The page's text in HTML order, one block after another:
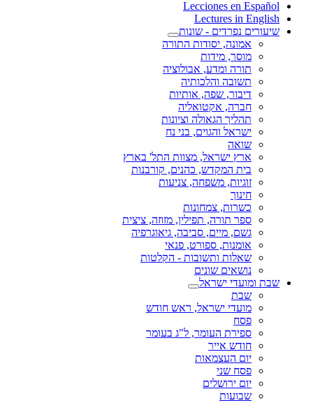
Lecciones en Español
Lectures in English
שיעורים נפרדים - שונות
אמונה, יסודות התורה
מוסר, מידות
תורה ומדע, אבולוציה
תשובה והלכותיה
דיבור, שפה, אותיות
חברה, אקטואליה
תהליך הגאולה וציונות
ישראל והגוים, בני נח
שואה
ארץ ישראל, מצוות התל' בארץ
בית המקדש, כהנים, קורבנות
זוגיות, משפחה, צניעות
חינוך
כשרות, צמחונות
ספר תורה, תפילין, מזוזה, ציצית
גשם, מיים, סביבה, גיאוגרפיה
אומנות, ספורט, פנאי
שאלות ותשובות - הקלטות
נושאים שונים
שבת ומועדי ישראל
שבת
מועדי ישראל, ראש חודש
פסח
ספירת העומר, ל"ג בעומר
חודש אייר
יום העצמאות
פסח שני
יום ירושלים
שבועות